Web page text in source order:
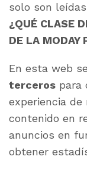
solo son
¿QUÉ CLASE
DE LA MODAY
En esta web
terceros para
experiencia de
contenido en
anuncios en
obtener